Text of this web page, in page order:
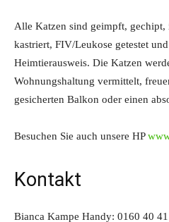
Alle Katzen sind geimpft, gechipt,
kastriert, FIV/Leukose getestet
Heimtierausweis. Die Katzen
Wohnungshaltung vermittelt,
gesicherten Balkon oder einen
Besuchen Sie auch unsere HP
Kontakt
Bianca Kampe Handy: 0160 40